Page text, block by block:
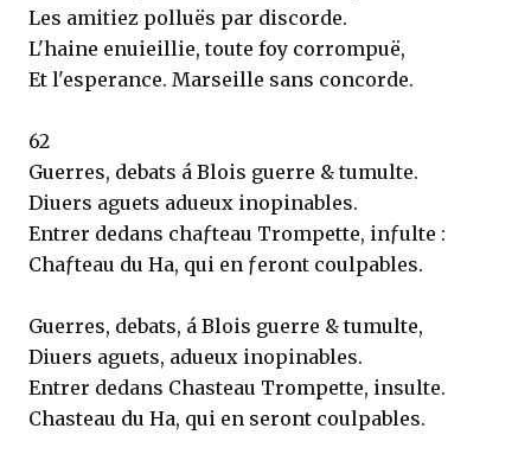
Les amitiez polluës par discorde.
L'haine enuieillie, toute foy corrompuë,
Et l'esperance. Marseille sans concorde.
62
Guerres, debats á Blois guerre & tumulte.
Diuers aguets adueux inopinables.
Entrer dedans chaƒteau Trompette, inƒulte :
Chaƒteau du Ha, qui en ƒeront coulpables.
Guerres, debats, á Blois guerre & tumulte,
Diuers aguets, adueux inopinables.
Entrer dedans Chasteau Trompette, insulte.
Chasteau du Ha, qui en seront coulpables.